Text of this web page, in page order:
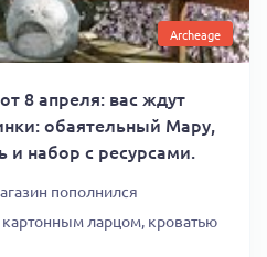
Archeage
8 апреля: вас ждут
обаятельный Мару,
и набор с ресурсами.
пополнился
ларцом, кроватью